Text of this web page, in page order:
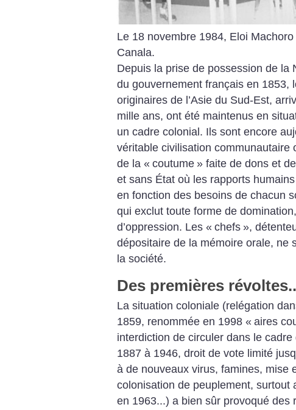
Le 18 novembre 1984, Eloi
Canala.
Depuis la prise de possession de la
du gouvernement français en 1853,
originaires de l’Asie du Sud-Est,
mille ans, ont été maintenus en
un cadre colonial. Ils sont encore
véritable civilisation communautaire
de la « coutume » faite de dons et
et sans État où les rapports
en fonction des besoins de chacun
qui exclut toute forme de
d’oppression. Les « chefs »,
dépositaire de la mémoire orale, ne
la société.
Des premières
La situation coloniale (relégation
1859, renommée en 1998 « aires
interdiction de circuler dans le cadre
1887 à 1946, droit de vote limité
à de nouveaux virus, famines, mise
colonisation de peuplement, surtout
en 1963...) a bien sûr provoqué des